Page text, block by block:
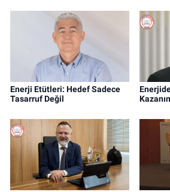
Enerji Etütleri: Hedef Sadece
Tasarruf Değil